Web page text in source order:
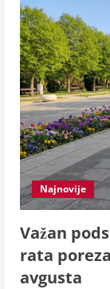
Najnovije
Važan
rata
avgusta